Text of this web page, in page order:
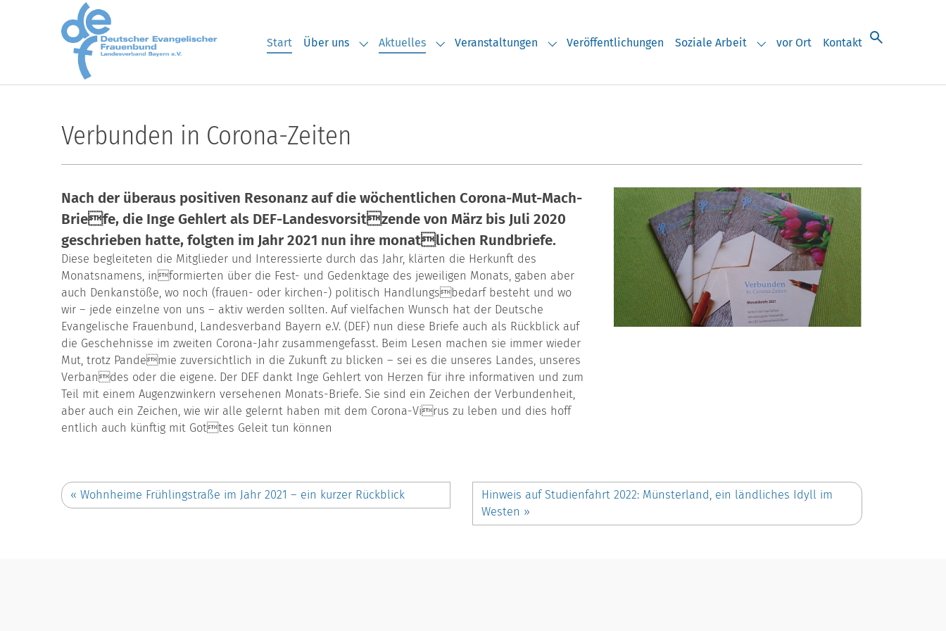
Skip to main content
Start Über uns
Submenu for "Über uns"
Aktuelles
Submenu for "Aktuelles"
Veranstaltungen
Submenu for "Veranstaltungen"
Veröffentlichungen Soziale Arbeit
Submenu for "Soziale Arbeit"
vor Ort Kontakt
Verbunden in Corona-Zeiten
Nach der überaus positiven Resonanz auf die wöchentlichen Corona-Mut-Mach-
Briefe, die Inge Gehlert als DEF-Landesvorsitzende von März bis Juli 2020
geschrieben hatte, folgten im Jahr 2021 nun ihre monatlichen Rundbriefe.
Diese begleiteten die Mitglieder und Interessierte durch das Jahr, klärten die Herkunft des
Monatsnamens, informierten über die Fest- und Gedenktage des jeweiligen Monats, gaben aber
auch Denkanstöße, wo noch (frauen- oder kirchen-) politisch Handlungsbedarf besteht und wo
wir – jede einzelne von uns – aktiv werden sollten. Auf vielfachen Wunsch hat der Deutsche
Evangelische Frauenbund, Landesverband Bayern e.V. (DEF) nun diese Briefe auch als Rückblick auf
die Geschehnisse im zweiten Corona-Jahr zusammengefasst. Beim Lesen machen sie immer wieder
Mut, trotz Pandemie zuversichtlich in die Zukunft zu blicken – sei es die unseres Landes, unseres
Verbandes oder die eigene. Der DEF dankt Inge Gehlert von Herzen für ihre informativen und zum
Teil mit einem Augenzwinkern versehenen Monats-Briefe. Sie sind ein Zeichen der Verbundenheit,
aber auch ein Zeichen, wie wir alle gelernt haben mit dem Corona-Virus zu leben und dies hoff
entlich auch künftig mit Gottes Geleit tun können
« Wohnheime Frühlingstraße im Jahr 2021 – ein kurzer Rückblick
Hinweis auf Studienfahrt 2022: Münsterland, ein ländliches Idyll im
Westen »